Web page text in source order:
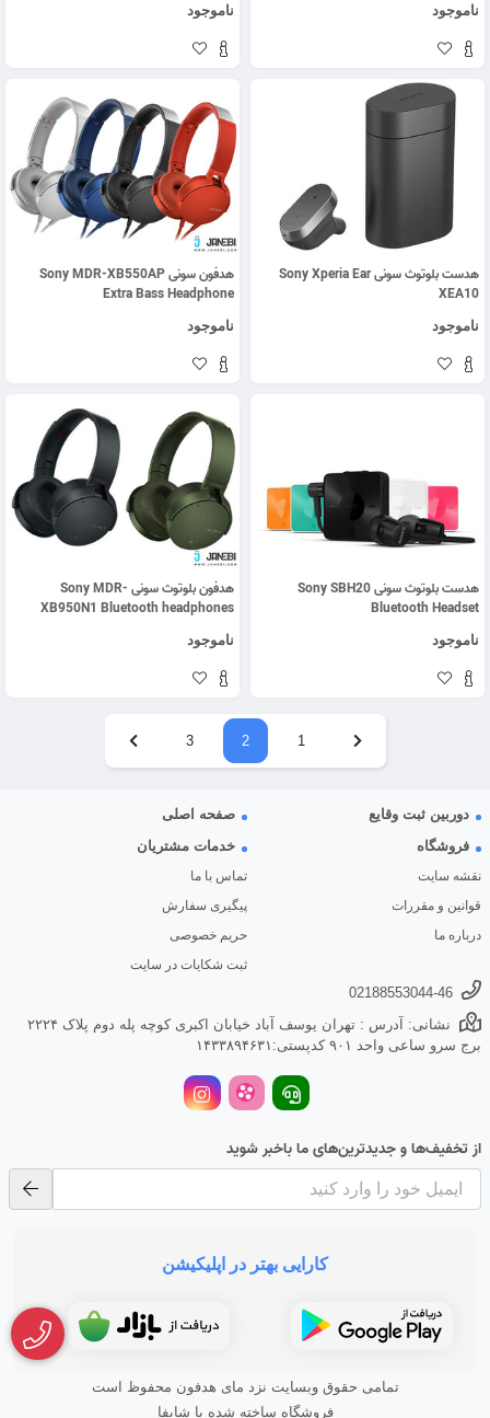
ناموجود ناموجود
هدست بلوتوث سونی Sony Xperia Ear
XEA10
ناموجود
هدفون سونی Sony MDR-XB550AP
Extra Bass Headphone
ناموجود
هدست بلوتوث سونی Sony SBH20
Bluetooth Headset
ناموجود
هدفون بلوتوث سونی Sony MDR-
XB950N1 Bluetooth headphones
ناموجود
1
2
3
دوربین ثبت وقایع
صفحه اصلی
فروشگاه
نقشه سایت
قوانین و مقررات
درباره ما
خدمات مشتریان
تماس با ما
پیگیری سفارش
حریم خصوصی
ثبت شکایات در سایت
02188553044-46
نشانی: آدرس : تهران یوسف آباد خیابان اکبری کوچه پله دوم پلاک ۲۲۲۴
برج سرو ساعی واحد ۹۰۱ کدپستی:۱۴۳۳۸۹۴۶۳۱
از تخفیف‌ها و جدیدترین‌های ما باخبر شوید
کارایی بهتر در اپلیکیشن
تمامی حقوق وبسایت نزد مای هدفون محفوظ است
فروشگاه ساخته شده با شاپفا